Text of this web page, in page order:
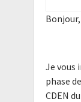
Bonjour,
Je vous
phase
CDEN